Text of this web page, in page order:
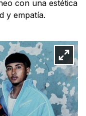
con una estética
y empatía.